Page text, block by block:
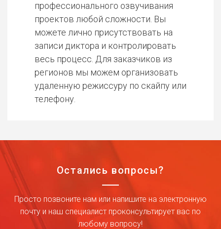
профессионального озвучивания
проектов любой сложности. Вы
можете лично присутствовать на
записи диктора и контролировать
весь процесс. Для заказчиков из
регионов мы можем организовать
удаленную режиссуру по скайпу или
телефону.
Остались вопросы?
Просто позвоните нам или напишите на электронную
почту и наш специалист проконсультирует вас по
любому вопросу!